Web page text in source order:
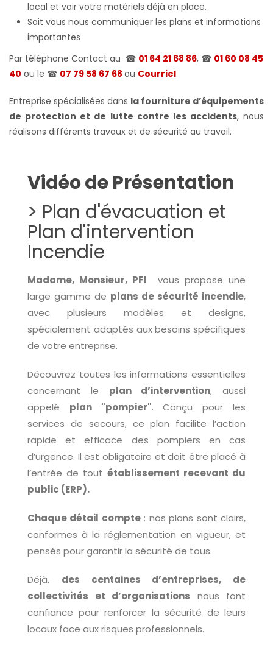
local et voir votre matériels déjà en place.
Soit vous nous communiquer les plans et informations
importantes
Par téléphone Contact au ☎ 01 64 21 68 86, ☎ 01 60 08 45
40 ou le ☎ 07 79 58 67 68 ou Courriel
Entreprise spécialisées dans la fourniture d’équipements
de protection et de lutte contre les accidents, nous
réalisons différents travaux et de sécurité au travail.
Vidéo de Présentation
> Plan d'évacuation et
Plan d'intervention
Incendie
Madame, Monsieur, PFI
vous propose une
large gamme de plans de sécurité incendie,
avec plusieurs modèles et designs,
spécialement adaptés aux besoins spécifiques
de votre entreprise.
Découvrez toutes les informations essentielles
concernant le plan d’intervention, aussi
appelé plan "pompier". Conçu pour les
services de secours, ce plan facilite l’action
rapide et efficace des pompiers en cas
d’urgence. Il est obligatoire et doit être placé à
l’entrée de tout établissement recevant du
public (ERP).
Chaque détail compte: nos plans sont clairs,
conformes à la réglementation en vigueur, et
pensés pour garantir la sécurité de tous.
Déjà, des centaines d’entreprises, de
collectivités et d’organisations nous font
confiance pour renforcer la sécurité de leurs
locaux face aux risques professionnels.